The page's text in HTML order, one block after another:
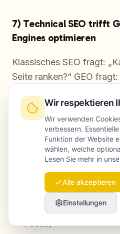
7) Technical SEO trifft
Engines optimieren
Klassisches SEO fragt:
Seite ranken?“ GEO
Optionen
Für Shopify sind GEO-
saubere Entity-Daten
konsistente Benennung)
strukturierte
Feeds)
Wir respektieren
Wir verwenden
verbessern.
Funktion der Website
wählen, welche
Lesen Sie mehr in
Alle akzeptieren
Einstellungen